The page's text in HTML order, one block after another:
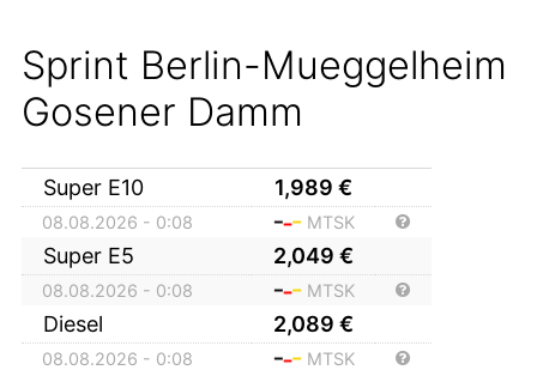
Sprint Berlin-Mueggelheim
Gosener Damm
Super E10 1,989 €
08.08.2026 - 0:08 MTSK
Super E5 2,049 €
08.08.2026 - 0:08 MTSK
Diesel 2,089 €
08.08.2026 - 0:08 MTSK